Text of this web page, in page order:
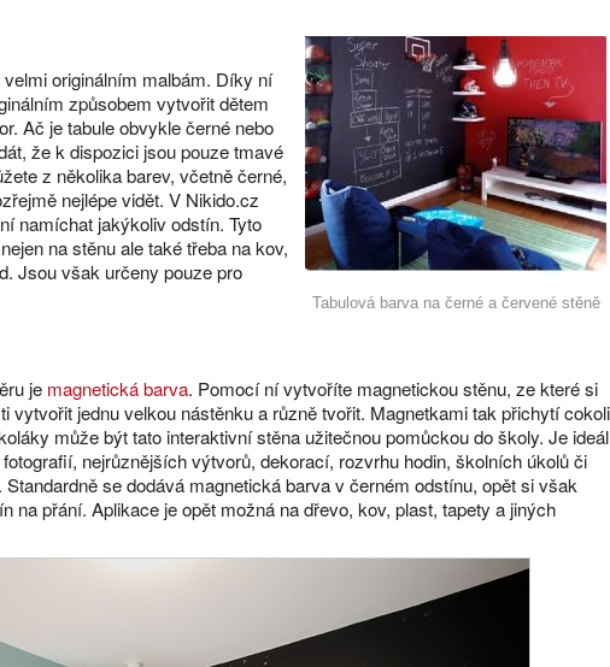
Tabulová barva na černé a červené stěně
originálním malbám. Díky ní
způsobem vytvořit dětem
Ač je tabule obvykle černé nebo
že k dispozici jsou pouze tmavé
z několika barev, včetně černé,
nejlépe vidět. V Nikido.cz
namíchat jakýkoliv odstín. Tyto
na stěnu ale také třeba na kov,
Jsou však určeny pouze pro
je magnetická barva. Pomocí ní vytvoříte magnetickou stěnu, ze které si
vytvořit jednu velkou nástěnku a různě tvořit. Magnetkami tak přichytí
může být tato interaktivní stěna užitečnou pomůckou do školy. Je
nejrůznějších výtvorů, dekorací, rozvrhu hodin, školních úkolů či
Standardně se dodává magnetická barva v černém odstínu, opět si však
na přání. Aplikace je opět možná na dřevo, kov, plast, tapety a jiných